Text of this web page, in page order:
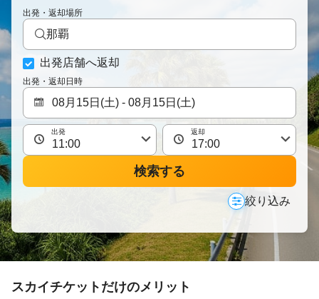
t
r
a
i
n
出発・返却場所
那覇
出発店舗へ返却
出発・返却日時
出発 返却
検索する
絞り込み
スカイチケットだけのメリット